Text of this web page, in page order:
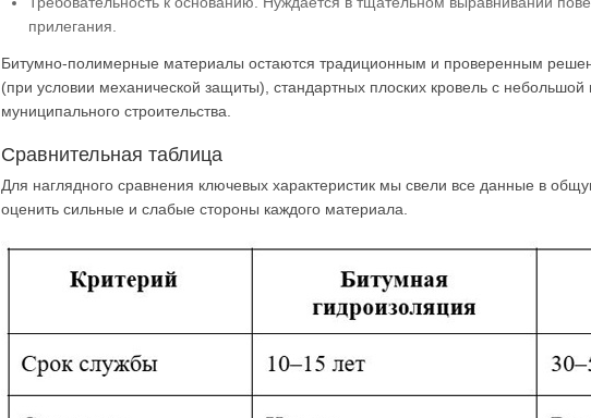
прилегания.
Битумно-полимерные материалы остаются традиционным и проверенным
(при условии механической защиты), стандартных плоских кровель с небольшой
муниципального строительства.
Сравнительная таблица
Для наглядного сравнения ключевых характеристик мы свели все данные в
оценить сильные и слабые стороны каждого материала.